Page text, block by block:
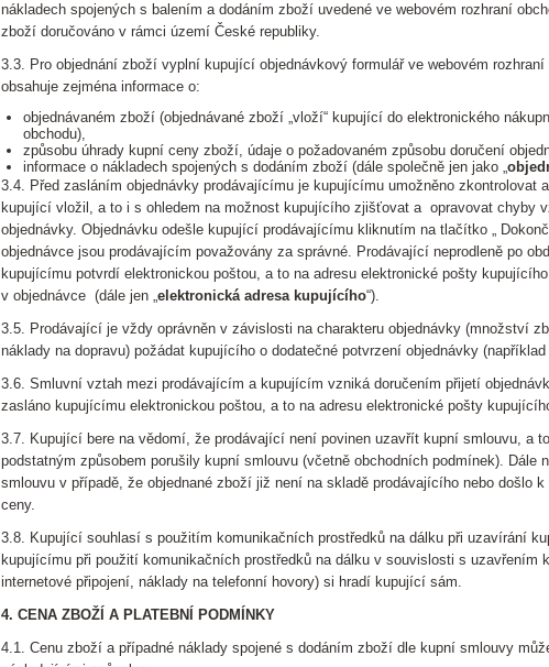
nákladech spojených s balením a dodáním zboží uvedené ve webovém rozhraní
zboží doručováno v rámci území České republiky.
3.3. Pro objednání zboží vyplní kupující objednávkový formulář ve webovém
obsahuje zejména informace o:
objednávaném zboží (objednávané zboží „vloží“ kupující do elektronického
obchodu),
způsobu úhrady kupní ceny zboží, údaje o požadovaném způsobu doručení
informace o nákladech spojených s dodáním zboží (dále společně jen jako „
3.4. Před zasláním objednávky prodávajícímu je kupujícímu umožněno zkontrolovat
kupující vložil, a to i s ohledem na možnost kupujícího zjišťovat a opravovat chyby
objednávky. Objednávku odešle kupující prodávajícímu kliknutím na tlačítko „
objednávce jsou prodávajícím považovány za správné. Prodávající neprodleně po
kupujícímu potvrdí elektronickou poštou, a to na adresu elektronické pošty
v objednávce (dále jen „elektronická adresa kupujícího“).
3.5. Prodávající je vždy oprávněn v závislosti na charakteru objednávky (množství
náklady na dopravu) požádat kupujícího o dodatečné potvrzení objednávky
3.6. Smluvní vztah mezi prodávajícím a kupujícím vzniká doručením přijetí
zasláno kupujícímu elektronickou poštou, a to na adresu elektronické pošty
3.7. Kupující bere na vědomí, že prodávající není povinen uzavřít kupní smlouvu, a
podstatným způsobem porušily kupní smlouvu (včetně obchodních podmínek). Dále
smlouvu v případě, že objednané zboží již není na skladě prodávajícího nebo došlo
ceny.
3.8. Kupující souhlasí s použitím komunikačních prostředků na dálku při uzavírání
kupujícímu při použití komunikačních prostředků na dálku v souvislosti s uzavřením
internetové připojení, náklady na telefonní hovory) si hradí kupující sám.
4. CENA ZBOŽÍ A PLATEBNÍ PODMÍNKY
4.1. Cenu zboží a případné náklady spojené s dodáním zboží dle kupní smlouvy